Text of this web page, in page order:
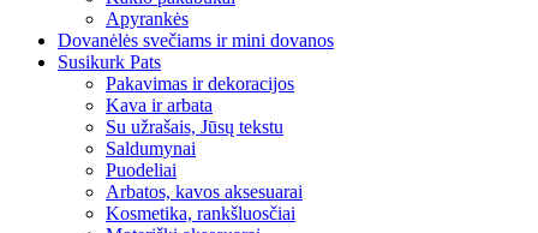
Apyrankės
Dovanėlės svečiams ir mini dovanos
Susikurk Pats
Pakavimas ir dekoracijos
Kava ir arbata
Su užrašais, Jūsų tekstu
Saldumynai
Puodeliai
Arbatos, kavos aksesuarai
Kosmetika, rankšluosčiai